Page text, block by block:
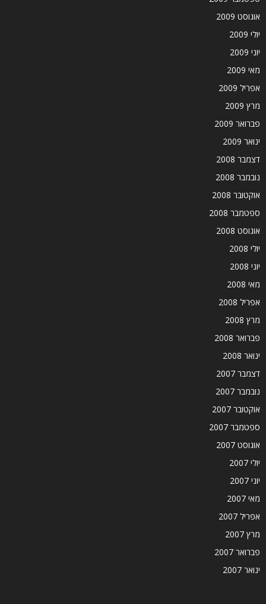
אוגוסט 2009
יולי 2009
יוני 2009
מאי 2009
אפריל 2009
מרץ 2009
פברואר 2009
ינואר 2009
דצמבר 2008
נובמבר 2008
אוקטובר 2008
ספטמבר 2008
אוגוסט 2008
יולי 2008
יוני 2008
מאי 2008
אפריל 2008
מרץ 2008
פברואר 2008
ינואר 2008
דצמבר 2007
נובמבר 2007
אוקטובר 2007
ספטמבר 2007
אוגוסט 2007
יולי 2007
יוני 2007
מאי 2007
אפריל 2007
מרץ 2007
פברואר 2007
ינואר 2007